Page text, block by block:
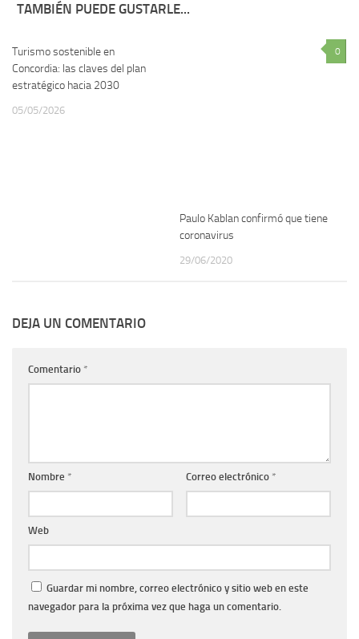
TAMBIÉN PUEDE GUSTARLE...
Turismo sostenible en
Concordia: las claves del plan
estratégico hacia 2030
05/05/2026
0
Paulo Kablan confirmó que tiene
coronavirus
29/06/2020
DEJA UN COMENTARIO
Comentario *
Nombre * Correo electrónico *
Web
Guardar mi nombre, correo electrónico y sitio web en este
navegador para la próxima vez que haga un comentario.